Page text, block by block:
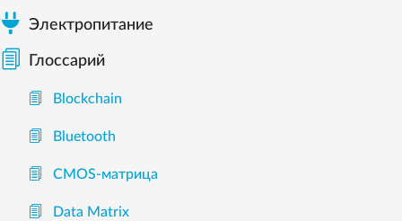
Электропитание
Глоссарий
Blockchain
Bluetooth
CMOS-матрица
Data Matrix